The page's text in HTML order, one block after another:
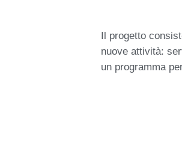
Il progetto
nuove attività:
un programma